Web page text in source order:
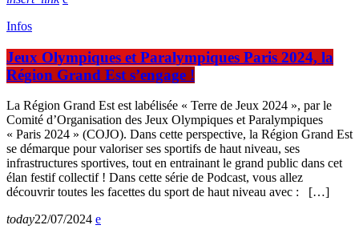
Infos
Jeux Olympiques et Paralympiques Paris 2024, la
Région Grand Est s’engage !
La Région Grand Est est labélisée « Terre de Jeux 2024 », par le
Comité d’Organisation des Jeux Olympiques et Paralympiques
« Paris 2024 » (COJO). Dans cette perspective, la Région Grand Est
se démarque pour valoriser ses sportifs de haut niveau, ses
infrastructures sportives, tout en entrainant le grand public dans cet
élan festif collectif ! Dans cette série de Podcast, vous allez
découvrir toutes les facettes du sport de haut niveau avec : […]
today22/07/2024